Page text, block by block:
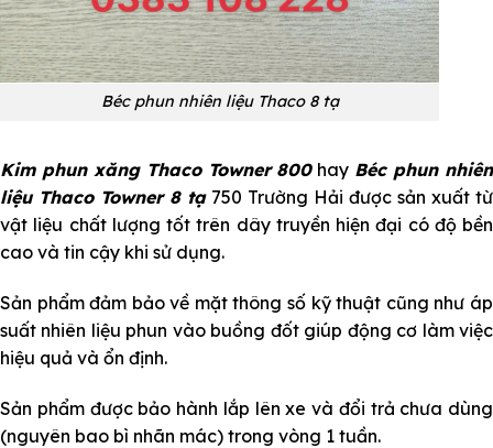
Béc phun nhiên liệu Thaco 8 tạ
Kim phun xăng Thaco Towner 800hay Béc phun nhiên
liệu Thaco Towner 8 tạ750 Trường Hải được sản xuất từ
vật liệu chất lượng tốt trên dây truyền hiện đại có độ bền
cao và tin cậy khi sử dụng.
Sản phẩm đảm bảo về mặt thông số kỹ thuật cũng như áp
suất nhiên liệu phun vào buồng đốt giúp động cơ làm việc
hiệu quả và ổn định.
Sản phẩm được bảo hành lắp lên xe và đổi trả chưa dùng
(nguyên bao bì nhãn mác) trong vòng 1 tuần.